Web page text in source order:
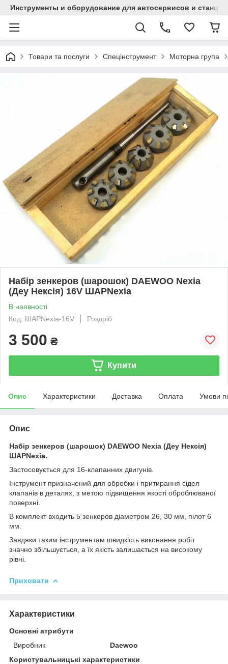
Инструменты и оборудование для автосервисов и
Товари та послуги Спецінструмент Моторна група
Набір зенкеров (шарошок) DAEWOO Nexia
(Деу Нексія) 16V ШАРNexia
В наявності
Код: ШАРNexia-16V
Роздріб
3 500 ₴
Купити
Опис Характеристики Доставка Оплата Умови
Опис
Набір зенкеров (шарошок) DAEWOO Nexia (Деу Нексія)
ШАРNexia.
Застосовується для 16-клапанних двигунів.
Інструмент призначений для обробки і притирання сідел
клапанів в деталях, з метою підвищення якості оброблюваної
поверхні.
В комплект входить 5 зенкеров діаметром 26, 30 мм, пілот 6
мм.
Завдяки таким інструментам швидкість виконання робіт
значно збільшується, а їх якість залишається на високому
рівні.
Приховати
Характеристики
Основні атрибути
Виробник
Daewoo
Користувальницькі характеристики